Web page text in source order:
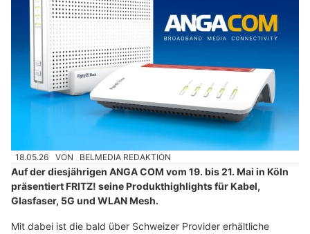
18.05.26 VON BELMEDIA REDAKTION
Auf der diesjährigen ANGA COM vom 19. bis 21. Mai in Köln
präsentiert FRITZ! seine Produkthighlights für Kabel,
Glasfaser, 5G und WLAN Mesh.
Mit dabei ist die bald über Schweizer Provider erhältliche